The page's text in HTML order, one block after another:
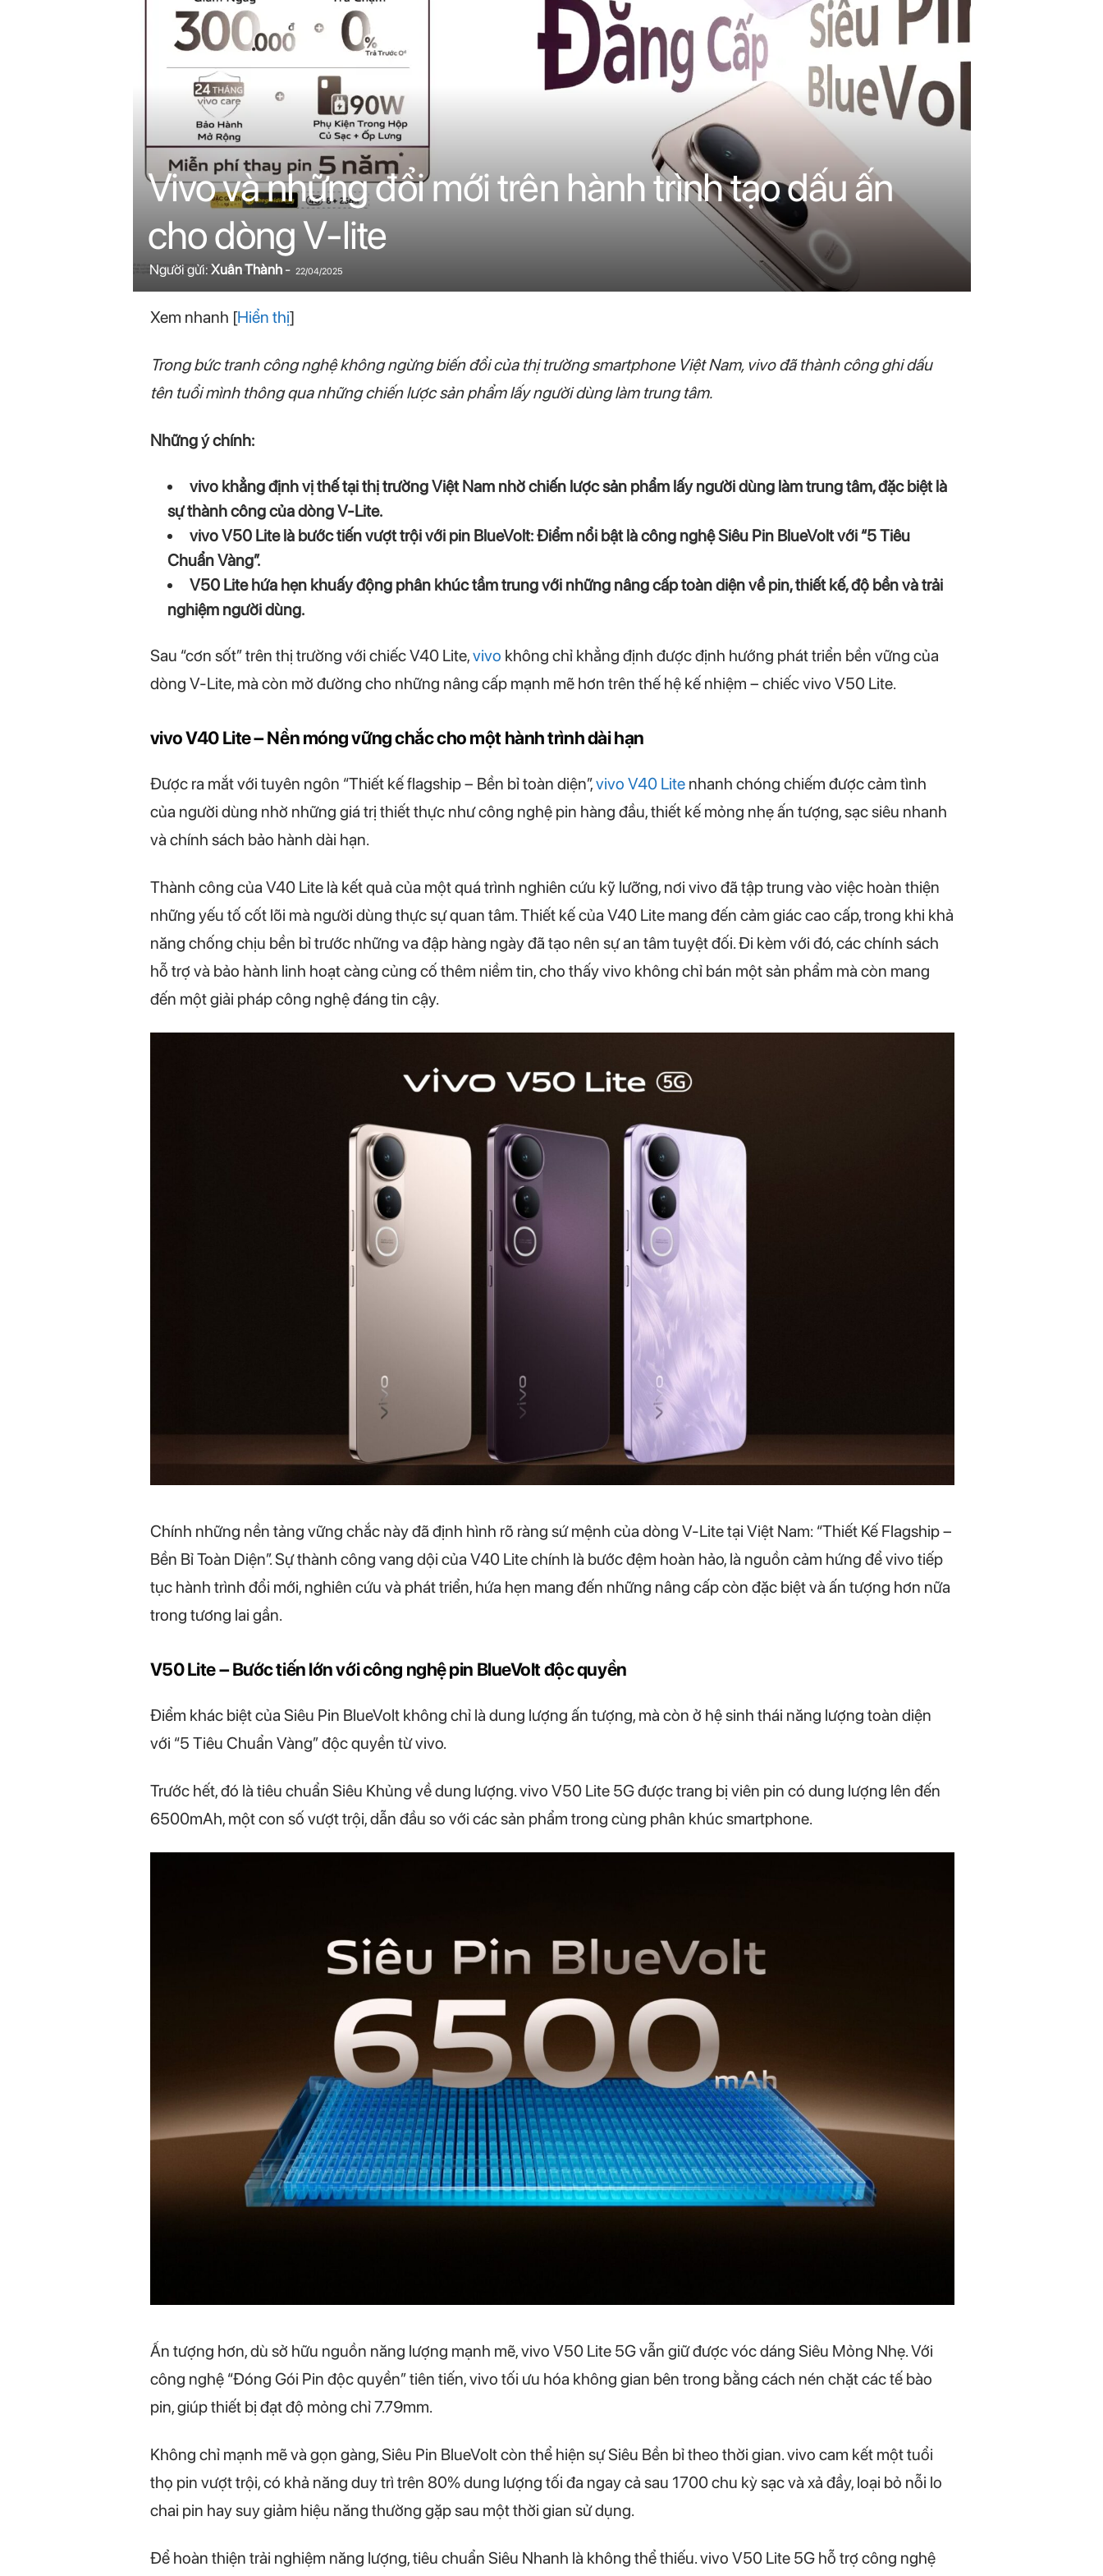
i
o
m
Vivo và những đổi mới trên hành trình tạo dấu ấn
cho dòng V-lite
Người gửi: Xuân Thành- 22/04/2025
Xem nhanh [Hiển thị]
Trong bức tranh công nghệ không ngừng biến đổi của thị trường smartphone Việt Nam, vivo đã thành công ghi dấu
tên tuổi mình thông qua những chiến lược sản phẩm lấy người dùng làm trung tâm.
Những ý chính:
vivo khẳng định vị thế tại thị trường Việt Nam nhờ chiến lược sản phẩm lấy người dùng làm trung tâm, đặc biệt là
sự thành công của dòng V-Lite.
vivo V50 Lite là bước tiến vượt trội với pin BlueVolt: Điểm nổi bật là công nghệ Siêu Pin BlueVolt với “5 Tiêu
Chuẩn Vàng”.
V50 Lite hứa hẹn khuấy động phân khúc tầm trung với những nâng cấp toàn diện về pin, thiết kế, độ bền và trải
nghiệm người dùng.
Sau “cơn sốt” trên thị trường với chiếc V40 Lite,vivo không chỉ khẳng định được định hướng phát triển bền vững của
dòng V-Lite, mà còn mở đường cho những nâng cấp mạnh mẽ hơn trên thế hệ kế nhiệm – chiếc vivo V50 Lite.
vivo V40 Lite – Nền móng vững chắc cho một hành trình dài hạn
Được ra mắt với tuyên ngôn “Thiết kế flagship – Bền bỉ toàn diện”,vivo V40 Litenhanh chóng chiếm được cảm tình
của người dùng nhờ những giá trị thiết thực như công nghệ pin hàng đầu, thiết kế mỏng nhẹ ấn tượng, sạc siêu nhanh
và chính sách bảo hành dài hạn.
Thành công của V40 Lite là kết quả của một quá trình nghiên cứu kỹ lưỡng, nơi vivo đã tập trung vào việc hoàn thiện
những yếu tố cốt lõi mà người dùng thực sự quan tâm. Thiết kế của V40 Lite mang đến cảm giác cao cấp, trong khi khả
năng chống chịu bền bỉ trước những va đập hàng ngày đã tạo nên sự an tâm tuyệt đối. Đi kèm với đó, các chính sách
hỗ trợ và bảo hành linh hoạt càng củng cố thêm niềm tin, cho thấy vivo không chỉ bán một sản phẩm mà còn mang
đến một giải pháp công nghệ đáng tin cậy.
Chính những nền tảng vững chắc này đã định hình rõ ràng sứ mệnh của dòng V-Lite tại Việt Nam: “Thiết Kế Flagship –
Bền Bỉ Toàn Diện”. Sự thành công vang dội của V40 Lite chính là bước đệm hoàn hảo, là nguồn cảm hứng để vivo tiếp
tục hành trình đổi mới, nghiên cứu và phát triển, hứa hẹn mang đến những nâng cấp còn đặc biệt và ấn tượng hơn nữa
trong tương lai gần.
V50 Lite – Bước tiến lớn với công nghệ pin BlueVolt độc quyền
Điểm khác biệt của Siêu Pin BlueVolt không chỉ là dung lượng ấn tượng, mà còn ở hệ sinh thái năng lượng toàn diện
với “5 Tiêu Chuẩn Vàng” độc quyền từ vivo.
Trước hết, đó là tiêu chuẩn Siêu Khủng về dung lượng. vivo V50 Lite 5G được trang bị viên pin có dung lượng lên đến
6500mAh, một con số vượt trội, dẫn đầu so với các sản phẩm trong cùng phân khúc smartphone.
Ấn tượng hơn, dù sở hữu nguồn năng lượng mạnh mẽ, vivo V50 Lite 5G vẫn giữ được vóc dáng Siêu Mỏng Nhẹ. Với
công nghệ “Đóng Gói Pin độc quyền” tiên tiến, vivo tối ưu hóa không gian bên trong bằng cách nén chặt các tế bào
pin, giúp thiết bị đạt độ mỏng chỉ 7.79mm.
Không chỉ mạnh mẽ và gọn gàng, Siêu Pin BlueVolt còn thể hiện sự Siêu Bền bỉ theo thời gian. vivo cam kết một tuổi
thọ pin vượt trội, có khả năng duy trì trên 80% dung lượng tối đa ngay cả sau 1700 chu kỳ sạc và xả đầy, loại bỏ nỗi lo
chai pin hay suy giảm hiệu năng thường gặp sau một thời gian sử dụng.
Để hoàn thiện trải nghiệm năng lượng, tiêu chuẩn Siêu Nhanh là không thể thiếu. vivo V50 Lite 5G hỗ trợ công nghệ